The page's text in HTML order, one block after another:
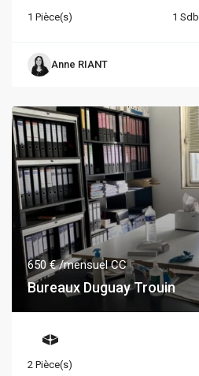
1 Pièce(s) 1 Sdb
Anne RIANT
650 €/mensuel CC
Bureaux Duguay Trouin
2 Pièce(s)